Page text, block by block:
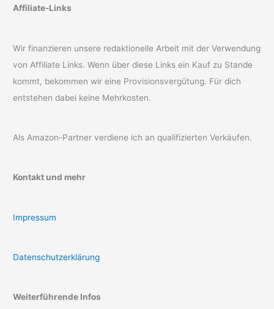
Affiliate-Links
Wir finanzieren unsere redaktionelle Arbeit mit der Verwendung
von Affiliate Links. Wenn über diese Links ein Kauf zu Stande
kommt, bekommen wir eine Provisionsvergütung. Für dich
entstehen dabei keine Mehrkosten.
Als Amazon-Partner verdiene ich an qualifizierten Verkäufen.
Kontakt und mehr
Impressum
Datenschutzerklärung
Weiterführende Infos